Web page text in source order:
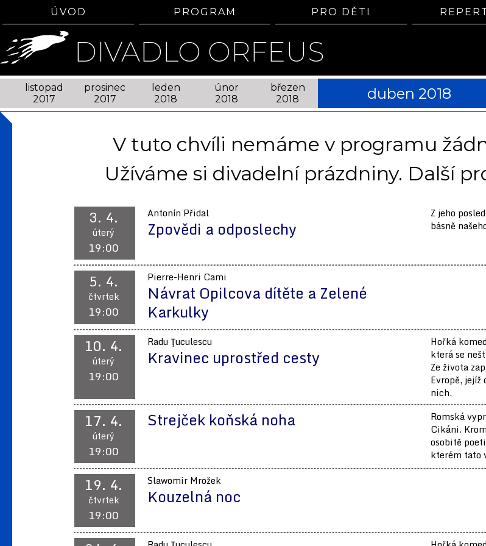
ÚVOD PROGRAM PRO DĚTI
DIVADLO ORFEUS
listopad
2017
prosinec
2017
leden
2018
únor
2018
březen
2018
duben 2018
V tuto chvíli nemáme v programu
Užíváme si divadelní prázdniny. Další
3. 4.
úterý
19:00
Antonín Přidal
Zpovědi a odposlechy
Z jeho
básně
5. 4.
čtvrtek
19:00
Pierre-Henri Cami
Návrat Opilcova dítěte a Zelené
Karkulky
10. 4.
úterý
19:00
Radu Ţuculescu
Kravinec uprostřed cesty
Hořká
která se
Ze života
Evropě, jejíž
nich.
17. 4.
úterý
19:00
Strejček koňská noha
Romská
Cikáni.
osobitě
kterém tato
19. 4.
čtvrtek
19:00
Slawomir Mrožek
Kouzelná noc